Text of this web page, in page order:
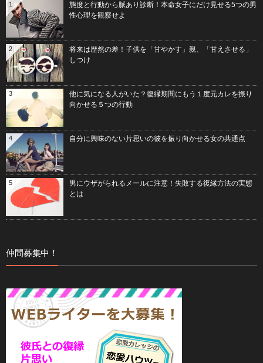
態度と行動から脈あり診断！本命女子にだけ見せる5つの男
性心理を観察せよ
1
将来は歴然の差！子供を「甘やかす」親、「甘えさせる」
しつけ
2
他に気になる人がいた？復縁期間にもう１度元カレを振り
向かせる５つの行動
3
自分に興味のない片思いの彼を振り向かせる女の共通点
4
男にウザがられるメールに注意！失敗する復縁方法の実態
とは
5
仲間募集中！